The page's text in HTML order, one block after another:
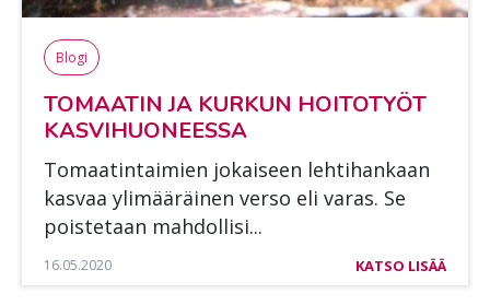
Blogi
TO­MAA­TIN JA KUR­KUN HOI­TO­TYÖT
KAS­VI­HUO­NEES­SA
To­maa­tin­tai­mien jo­kai­seen leh­ti­han­kaan
kas­vaa yli­mää­räi­nen ver­so eli va­ras. Se
pois­te­taan mah­dol­li­si...
16.05.2020 KATSO LISÄÄ